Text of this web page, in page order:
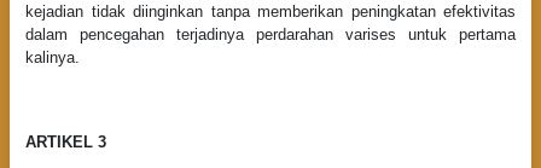
kejadian tidak diinginkan tanpa memberikan peningkatan efektivitas
dalam pencegahan terjadinya perdarahan varises untuk pertama
kalinya.
ARTIKEL 3